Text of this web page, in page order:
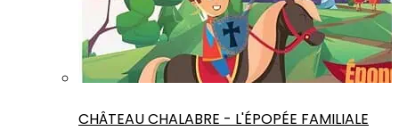
CHÂTEAU CHALABRE - L'ÉPOPÉE FAMILIALE